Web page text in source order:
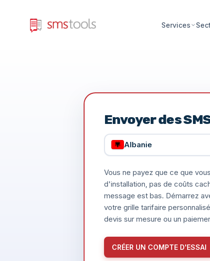
Services
Envoyer des
Albanie
Vous ne payez que ce que
d'installation, pas de coûts
message est bas. Démarrez
votre grille tarifaire
devis sur mesure ou un
CRÉER UN COMPTE D'ESSAI